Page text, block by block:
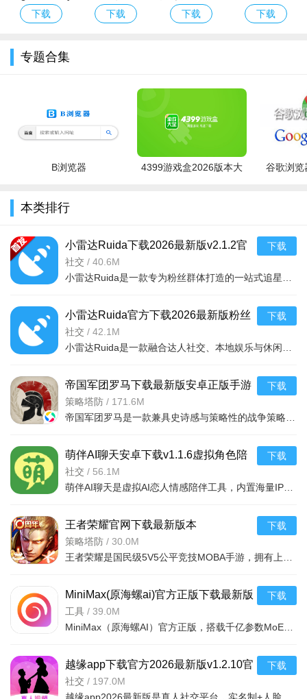
非常好玩的模拟类的游戏，玩家在游戏中将模拟高中女生的
在虚拟高中游戏的特定时间完成令人兴奋的任务
校园模拟器的驾车、喷气背包功能
上瘾的游戏和平稳的高中模拟器游戏的控制
world下载
版
下载
作祟手游免费
下载
版
下载
率游戏
下载
专题合集
B浏览器
4399游戏盒2026版本大
谷歌浏览
本类排行
小雷达Ruida下载2026最新版v2.1.2官
方版
社交 / 40.6M
下载
小雷达Ruida官方下载2026最新版粉丝
圈v2.1.2安卓版
社交 / 42.1M
下载
帝国军团罗马下载最新版安卓正版手游
v3.8.0官方版
策略塔防 / 171.6M
下载
萌伴AI聊天安卓下载v1.1.6虚拟角色陪
伴聊天软件
社交 / 56.1M
下载
王者荣耀官网下载最新版本
2026v11.4.1.1最新版
策略塔防 / 30.0M
下载
MiniMax(原海螺ai)官方正版下载最新版
v4.13.0安卓最新版
工具 / 39.0M
下载
越缘app下载官方2026最新版v1.2.10官
方安卓版
社交 / 197.0M
下载